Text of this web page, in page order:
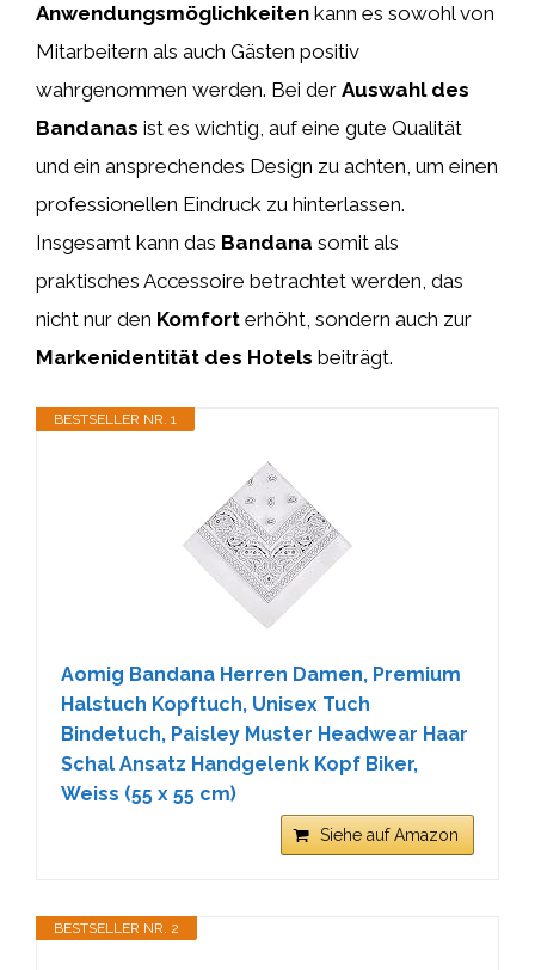
Anwendungsmöglichkeiten kann es sowohl von
Mitarbeitern als auch Gästen positiv
wahrgenommen werden. Bei der Auswahl des
Bandanas ist es wichtig, auf eine gute Qualität
und ein ansprechendes Design zu achten, um einen
professionellen Eindruck zu hinterlassen.
Insgesamt kann das Bandana somit als
praktisches Accessoire betrachtet werden, das
nicht nur den Komfort erhöht, sondern auch zur
Markenidentität des Hotels beiträgt.
BESTSELLER NR. 1
Aomig Bandana Herren Damen, Premium
Halstuch Kopftuch, Unisex Tuch
Bindetuch, Paisley Muster Headwear Haar
Schal Ansatz Handgelenk Kopf Biker,
Weiss (55 x 55 cm)
Siehe auf Amazon
BESTSELLER NR. 2